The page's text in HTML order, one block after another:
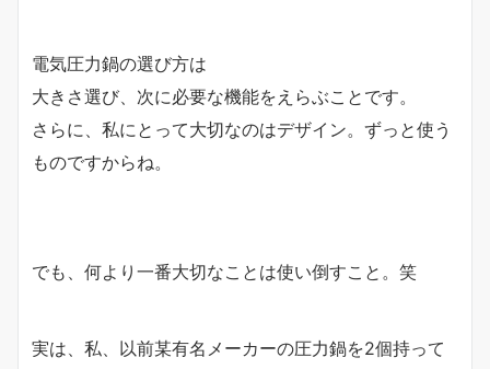
電気圧力鍋の選び方は
大きさ選び、次に必要な機能をえらぶことです。
さらに、私にとって大切なのはデザイン。ずっと使う
ものですからね。
でも、何より一番大切なことは使い倒すこと。笑
実は、私、以前某有名メーカーの圧力鍋を2個持って